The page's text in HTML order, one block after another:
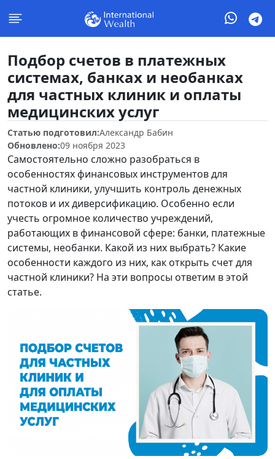
Подбор счетов в платежных
системах, банках и необанках
для частных клиник и оплаты
медицинских услуг
Статью подготовил:Александр Бабин
Обновлено:09 ноября 2023
Самостоятельно сложно разобраться в
особенностях финансовых инструментов для
частной клиники, улучшить контроль денежных
потоков и их диверсификацию. Особенно если
учесть огромное количество учреждений,
работающих в финансовой сфере: банки, платежные
системы, необанки. Какой из них выбрать? Какие
особенности каждого из них, как открыть счет для
частной клиники? На эти вопросы ответим в этой
статье.